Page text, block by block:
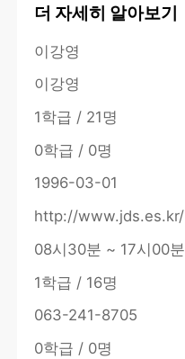
더 자세히 알아보기
이강영
이강영
1학급 / 21명
0학급 / 0명
1996-03-01
http://www.jds.es.kr/
08시30분 ~ 17시00분
1학급 / 16명
063-241-8705
0학급 / 0명